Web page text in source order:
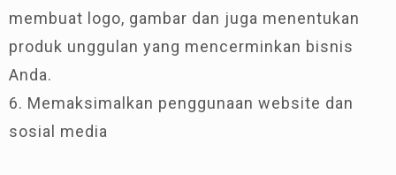
membuat logo, gambar dan juga menentukan
produk unggulan yang mencerminkan bisnis
Anda.
6. Memaksimalkan penggunaan website dan
sosial media